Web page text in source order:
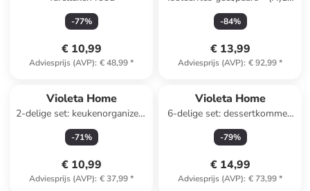
-77%
€ 10,99
Adviesprijs (AVP): € 48,99*
cm
-84%
€ 13,99
Adviesprijs (AVP): € 92,99*
Violeta Home
2-delige set: keukenorganizers
grijs - (B)14 x (H)16,5 x (D)10
cm
-71%
€ 10,99
Adviesprijs (AVP): € 37,99*
Violeta Home
6-delige set: dessertkommen
-79%
€ 14,99
Adviesprijs (AVP): € 73,99*